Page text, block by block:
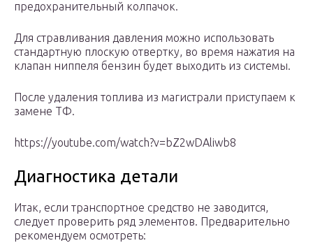
предохранительный колпачок.
Для стравливания давления можно использовать
стандартную плоскую отвертку, во время нажатия на
клапан ниппеля бензин будет выходить из системы.
После удаления топлива из магистрали приступаем к
замене ТФ.
https://youtube.com/watch?v=bZ2wDAliwb8
Диагностика детали
Итак, если транспортное средство не заводится,
следует проверить ряд элементов. Предварительно
рекомендуем осмотреть: